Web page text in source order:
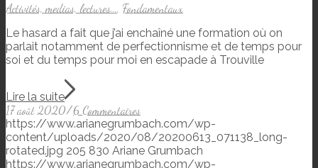
Activités, medias, lectures...
Fondamentaux
Le hasard a fait que j’ai enchaîné une formation où on
parlait notamment de perfectionnisme et de temps pour
soi et du temps pour moi en escapade à Trouville
Lire la suite
17 août 2020/6 Commentaires
https://www.arianegrumbach.com/wp-
content/uploads/2020/08/20200613_071138_long-
rotated.jpg 205 830 Ariane Grumbach
https://www.arianegrumbach.com/wp-